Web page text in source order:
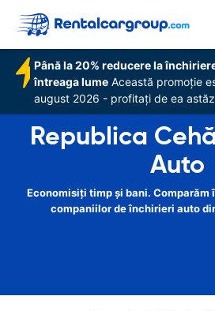
Până la 20% reducere la
întreaga lume Această promoție
august 2026 - profitați de ea
Republica
Auto
Economisiți timp și bani. Comparăm
companiilor de închirieri auto